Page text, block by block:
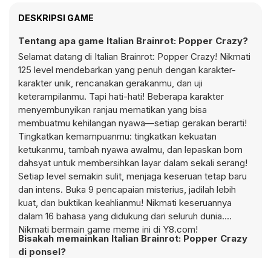
DESKRIPSI GAME
Tentang apa game Italian Brainrot: Popper Crazy?
Selamat datang di Italian Brainrot: Popper Crazy! Nikmati
125 level mendebarkan yang penuh dengan karakter-
karakter unik, rencanakan gerakanmu, dan uji
keterampilanmu. Tapi hati-hati! Beberapa karakter
menyembunyikan ranjau mematikan yang bisa
membuatmu kehilangan nyawa—setiap gerakan berarti!
Tingkatkan kemampuanmu: tingkatkan kekuatan
ketukanmu, tambah nyawa awalmu, dan lepaskan bom
dahsyat untuk membersihkan layar dalam sekali serang!
Setiap level semakin sulit, menjaga keseruan tetap baru
dan intens. Buka 9 pencapaian misterius, jadilah lebih
kuat, dan buktikan keahlianmu! Nikmati keseruannya
dalam 16 bahasa yang didukung dari seluruh dunia.
Nikmati bermain game meme ini di Y8.com!
Bisakah memainkan Italian Brainrot: Popper Crazy
di ponsel?